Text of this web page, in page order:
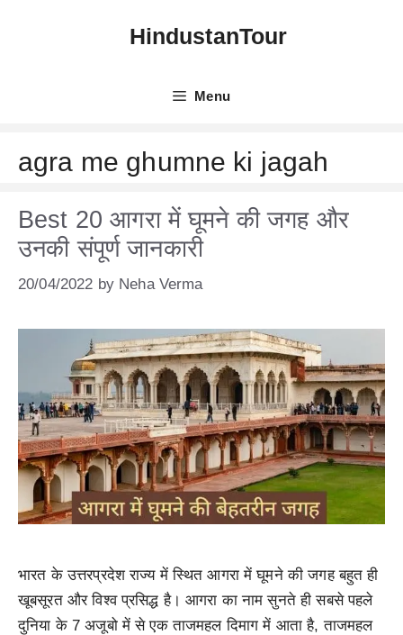
HindustanTour
Menu
agra me ghumne ki jagah
Best 20 आगरा में घूमने की जगह और
उनकी संपूर्ण जानकारी
20/04/2022 by Neha Verma
भारत के उत्तरप्रदेश राज्य में स्थित आगरा में घूमने की जगह बहुत ही
खूबसूरत और विश्व प्रसिद्ध है। आगरा का नाम सुनते ही सबसे पहले
दुनिया के 7 अजूबो में से एक ताजमहल दिमाग में आता है, ताजमहल